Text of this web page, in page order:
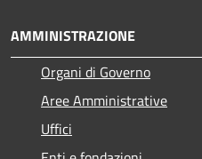
AMMINISTRAZIONE
Organi di Governo
Aree Amministrative
Uffici